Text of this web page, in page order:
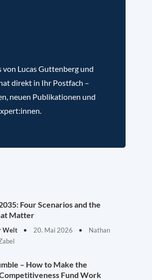
Lucas Guttenberg und
direkt in Ihr Postfach –
neuen Publikationen und
Four Scenarios and the
Matter
Welt 20. Mai 2026
Nathan
– How to Make the
Fund Work